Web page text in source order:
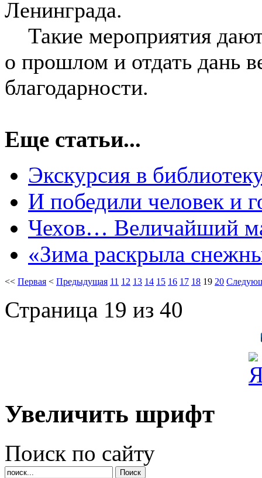
Ленинграда.
Такие мероприятия
о прошлом и отдать дань
благодарности.
Еще статьи...
Экскурсия в
И победили человек и
Чехов… Величайший
«Зима раскрыла
<< Первая < Предыдущая 11 12 13 14 15 16 17 18 19 20
Страница 19 из 40
Увеличить шрифт
Поиск по сайту